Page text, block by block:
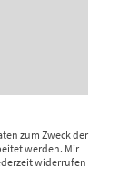
zum Zweck der
werden. Mir
widerrufen